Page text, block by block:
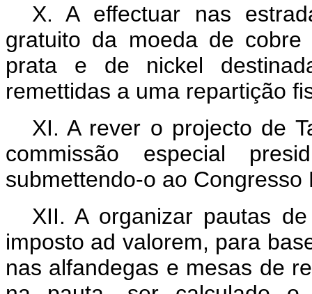
X. A effectuar nas
gratuito da moeda de
prata e de nickel
remettidas a uma repartição
XI. A rever o projecto de
commissão especial
submettendo-o ao
XII. A organizar pautas
imposto ad valorem, para
nas alfandegas e mesas de